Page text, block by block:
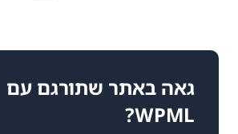
גאה באתר שתורגם עם
WPML?